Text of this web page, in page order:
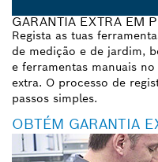
GARANTIA EXTRA EM
Regista as tuas
de medição e de jardim,
e ferramentas manuais
extra. O processo de
passos simples.
OBTÉM GARANTIA